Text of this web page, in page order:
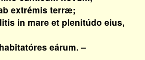
extrémis terræ;
in mare et plenitúdo eius,
eárum. –